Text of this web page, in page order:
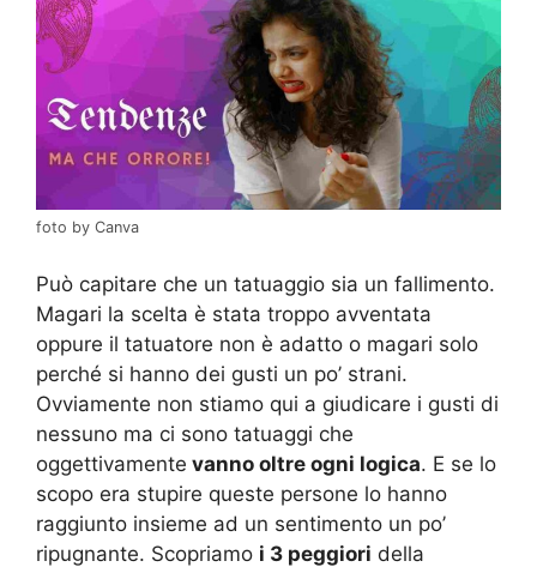
foto by Canva
Può capitare che un tatuaggio sia un fallimento.
Magari la scelta è stata troppo avventata
oppure il tatuatore non è adatto o magari solo
perché si hanno dei gusti un po’ strani.
Ovviamente non stiamo qui a giudicare i gusti di
nessuno ma ci sono tatuaggi che
oggettivamente vanno oltre ogni logica. E se lo
scopo era stupire queste persone lo hanno
raggiunto insieme ad un sentimento un po’
ripugnante. Scopriamo i 3 peggiori della